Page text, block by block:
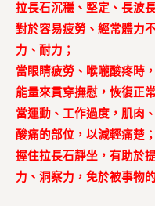
拉長石沉穩、堅定、長波
對於容易疲勞、經常體力
力、耐力；
當眼睛疲勞、喉嚨酸疼時
能量來貫穿撫慰，恢復正
當運動、工作過度，肌肉
酸痛的部位，以減輕痛楚；
握住拉長石靜坐，有助於
力、洞察力，免於被事物